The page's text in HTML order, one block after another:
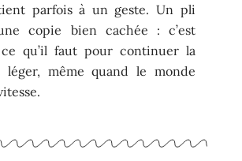
parfois à un geste. Un pli
copie bien cachée : c’est
qu’il faut pour continuer la
léger, même quand le monde